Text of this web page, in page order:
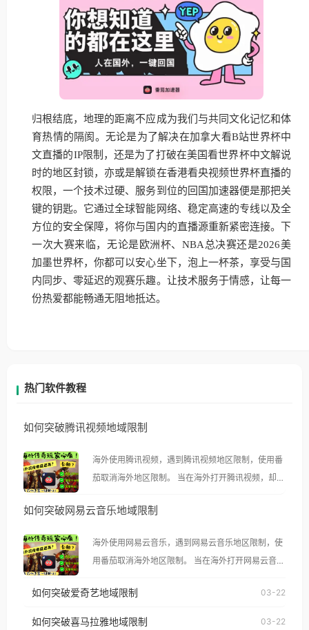
归根结底，地理的距离不应成为我们与共同文化记忆和体
育热情的隔阂。无论是为了解决在加拿大看B站世界杯中
文直播的IP限制，还是为了打破在美国看世界杯中文解说
时的地区封锁，亦或是解锁在香港看央视频世界杯直播的
权限，一个技术过硬、服务到位的回国加速器便是那把关
键的钥匙。它通过全球智能网络、稳定高速的专线以及全
方位的安全保障，将你与国内的直播源重新紧密连接。下
一次大赛来临，无论是欧洲杯、NBA总决赛还是2026美
加墨世界杯，你都可以安心坐下，泡上一杯茶，享受与国
内同步、零延迟的观赛乐趣。让技术服务于情感，让每一
份热爱都能畅通无阻地抵达。
热门软件教程
如何突破腾讯视频地域限制
海外使用腾讯视频，遇到腾讯视频地区限制，使用番
茄取消海外地区限制。 当在海外打开腾讯视频，却突
示语。 海外用户如香港、澳门、台湾、美国、加拿
像其他音乐平台一样，出现地区及版权限制问题，且
仅能在中国大陆地区播放。 遇到这个问题的朋友们，
使用番茄回国加速器，即可解决「海外用户收听腾讯
台湾、美国、加拿大、澳大利亚、欧洲等国家和地区
如何突破网易云音乐地域限制
海外使用网易云音乐，遇到网易云音乐地区限制，使
用番茄取消海外地区限制。 当在海外打开网易云音
播放”的提示语。 海外用户如香港、澳门、台湾、美
国、加拿大、澳大利亚、欧洲等国家和地区时，网易
如何突破爱奇艺地域限制 03-22
如何突破喜马拉雅地域限制 03-22